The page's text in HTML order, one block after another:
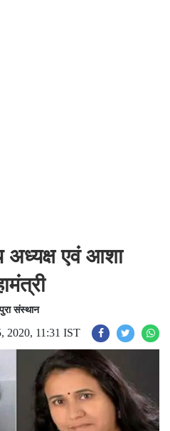
अध्यक्ष एवं आशा
संस्थान
2020, 11:31 IST